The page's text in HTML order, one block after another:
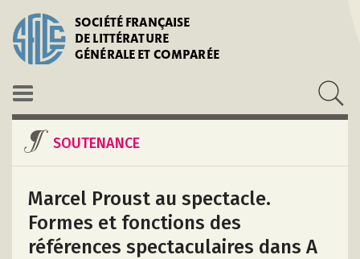
SOCIÉTÉ FRANÇAISE
DE LITTÉRATURE
GÉNÉRALE ET COMPARÉE
SOUTENANCE
Marcel Proust au spectacle.
Formes et fonctions des
références spectaculaires dans A